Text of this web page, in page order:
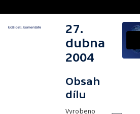
27.
dubna
2004
Obsah
dílu
Vyrobeno